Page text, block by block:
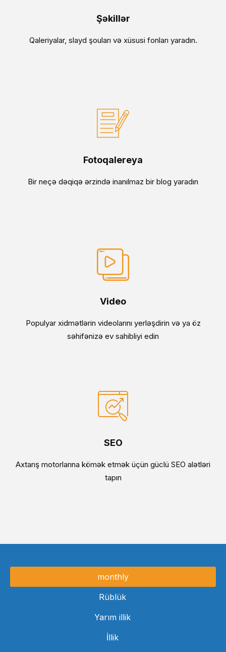
Şəkillər
Qaleriyalar, slayd şouları və xüsusi fonları yaradın.
Fotoqalereya
Bir neçə dəqiqə ərzində inanılmaz bir blog yaradın
Video
Populyar xidmətlərin videolarını yerləşdirin və ya öz
səhifənizə ev sahibliyi edin
SEO
Axtarış motorlarına kömək etmək üçün güclü SEO alətləri
tapın
monthly
Rüblük
Yarım illik
İllik